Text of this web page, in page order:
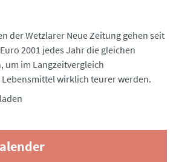
der Wetzlarer Neue Zeitung gehen seit
die gleichen
um im Langzeitvergleich
wirklich teurer werden.